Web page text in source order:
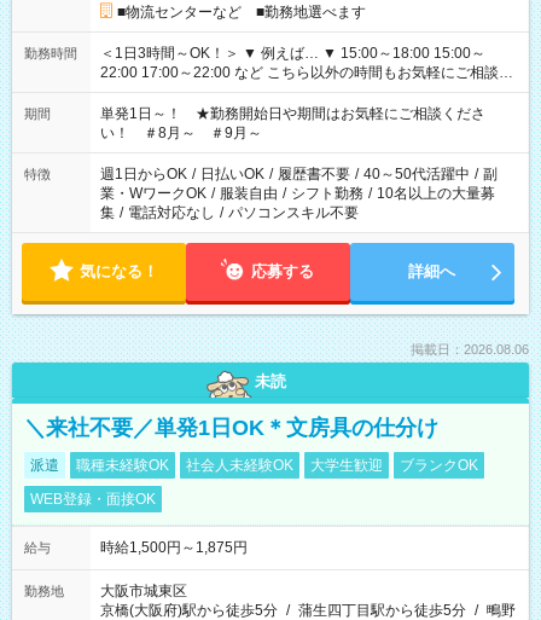
■物流センターなど ■勤務地選べます
勤務時間
＜1日3時間～OK！＞ ▼ 例えば… ▼ 15:00～18:00 15:00～
22:00 17:00～22:00 など こちら以外の時間もお気軽にご相談く
ださい！
期間
単発1日～！ ★勤務開始日や期間はお気軽にご相談くださ
い！ ＃8月～ ＃9月～
特徴 週1日からOK / 日払いOK / 履歴書不要 / 40～50代活躍中 / 副
業・WワークOK / 服装自由 / シフト勤務 / 10名以上の大量募
集 / 電話対応なし / パソコンスキル不要
気になる！ 応募する 詳細へ
掲載日：2026.08.06
未読
＼来社不要／単発1日OK＊文房具の仕分け
派遣 職種未経験OK 社会人未経験OK 大学生歓迎
ブランクOK
WEB登録・面接OK
給与 時給1,500円～1,875円
勤務地
大阪市城東区
京橋(大阪府)駅から徒歩5分 / 蒲生四丁目駅から徒歩5分 / 鴫野